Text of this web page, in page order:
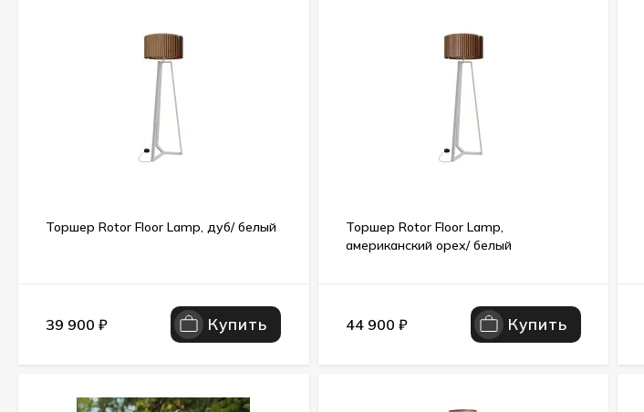
Торшер Rotor Floor Lamp, дуб/ белый
39 900 ₽ Купить
Торшер Rotor Floor Lamp,
американский орех/ белый
44 900 ₽ Купить